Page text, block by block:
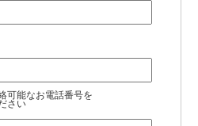
可能なお電話番号を
さい